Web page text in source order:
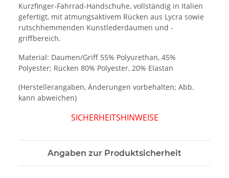
Kurzfinger-Fahrrad-Handschuhe, vollständig in Italien
gefertigt, mit atmungsaktivem Rücken aus Lycra sowie
rutschhemmenden Kunstlederdaumen und -
griffbereich.
Material: Daumen/Griff 55% Polyurethan, 45%
Polyester; Rücken 80% Polyester, 20% Elastan
(Herstellerangaben, Änderungen vorbehalten; Abb.
kann abweichen)
SICHERHEITSHINWEISE
Angaben zur Produktsicherheit